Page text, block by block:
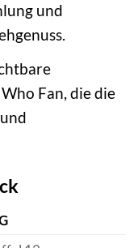
und
Fan, die die